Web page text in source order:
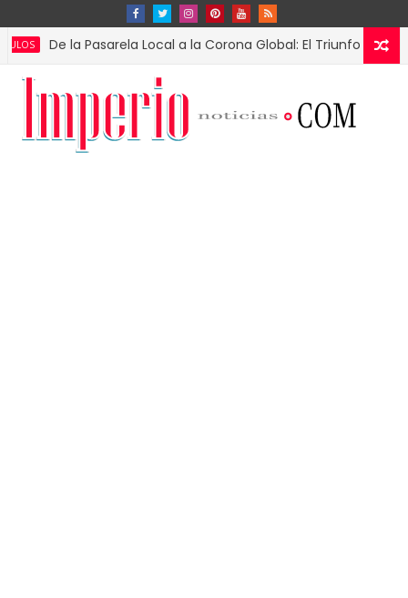
De la Pasarela Local a la Corona Global: El Triunfo de Fátima